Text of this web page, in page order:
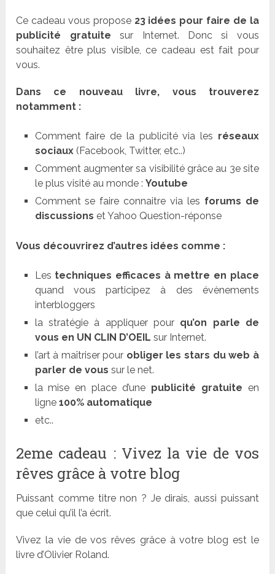
Ce cadeau vous propose 23 idées pour faire de la
publicité gratuite sur Internet. Donc si vous
souhaitez être plus visible, ce cadeau est fait pour
vous.
Dans ce nouveau livre, vous trouverez
notamment :
Comment faire de la publicité via les réseaux
sociaux(Facebook, Twitter, etc..)
Comment augmenter sa visibilité grâce au 3e site
le plus visité au monde : Youtube
Comment se faire connaitre via les forums de
discussions et Yahoo Question-réponse
Vous découvrirez d’autres idées comme :
Les techniques efficaces à mettre en place
quand vous participez à des évènements
interbloggers
la stratégie à appliquer pour qu’on parle de
vous en UN CLIN D’OEIL sur Internet.
l’art à maîtriser pour obliger les stars du web à
parler de vous sur le net.
la mise en place d’une publicité gratuite en
ligne 100% automatique
etc..
2eme cadeau : Vivez la vie de vos
rêves grâce à votre blog
Puissant comme titre non ? Je dirais, aussi puissant
que celui qu’il l’a écrit.
Vivez la vie de vos rêves grâce à votre blog est le
livre d’Olivier Roland.